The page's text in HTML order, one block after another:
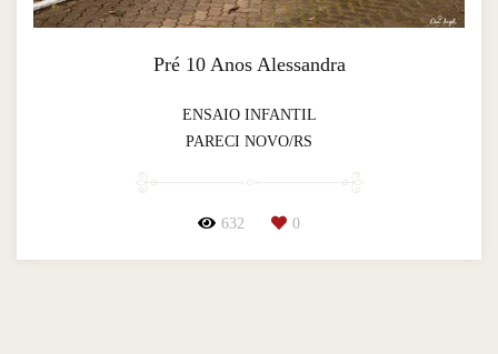
Pré 10 Anos Alessandra
ENSAIO INFANTIL
PARECI NOVO/RS
632 0